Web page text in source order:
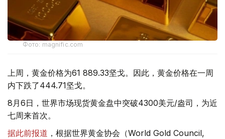
Фото: magnific.com
上周，黄金价格为61 889.33坚戈。因此，黄金价格在一周
内下跌了444.71坚戈。
8月6日，世界市场现货黄金盘中突破4300美元/盎司，为近
七周来首次。
据此前报道 ，根据世界黄金协会（World Gold Council,